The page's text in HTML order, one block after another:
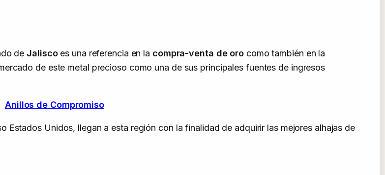
de Jaliscoes una referencia en la compra-venta de oro como también en la
de este metal precioso como una de sus principales fuentes de ingresos
Anillos de Compromiso
Estados Unidos, llegan a esta región con la finalidad de adquirir las mejores alhajas de